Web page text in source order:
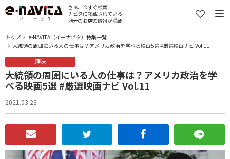
さぁ、今すぐ検索！
ナビタに掲載されている
地元のお店の情報が満載！
トップ
e-NAVITA（イーナビタ）特集一覧
大統領の周囲にいる人の仕事は？アメリカ政治を学べる映画5選 #厳選映画ナビ Vol.11
趣味
大統領の周囲にいる人の仕事は？アメリカ政治を学
べる映画5選 #厳選映画ナビ Vol.11
2021.03.23